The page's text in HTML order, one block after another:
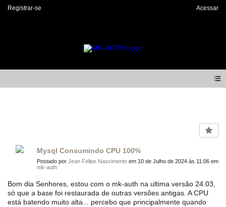
Registrar-se Acessar
Mysql Consumindo CPU 100%
Postado por Jean Felipe Nascimento em 10 de Julho de 2024 às 11:06 em
mk-auth
Bom dia Senhores, estou com o mk-auth na ultima versão 24.03,
só que a base foi restaurada de outras versões antigas. A CPU
está batendo muito alta... percebo que principalmente quando